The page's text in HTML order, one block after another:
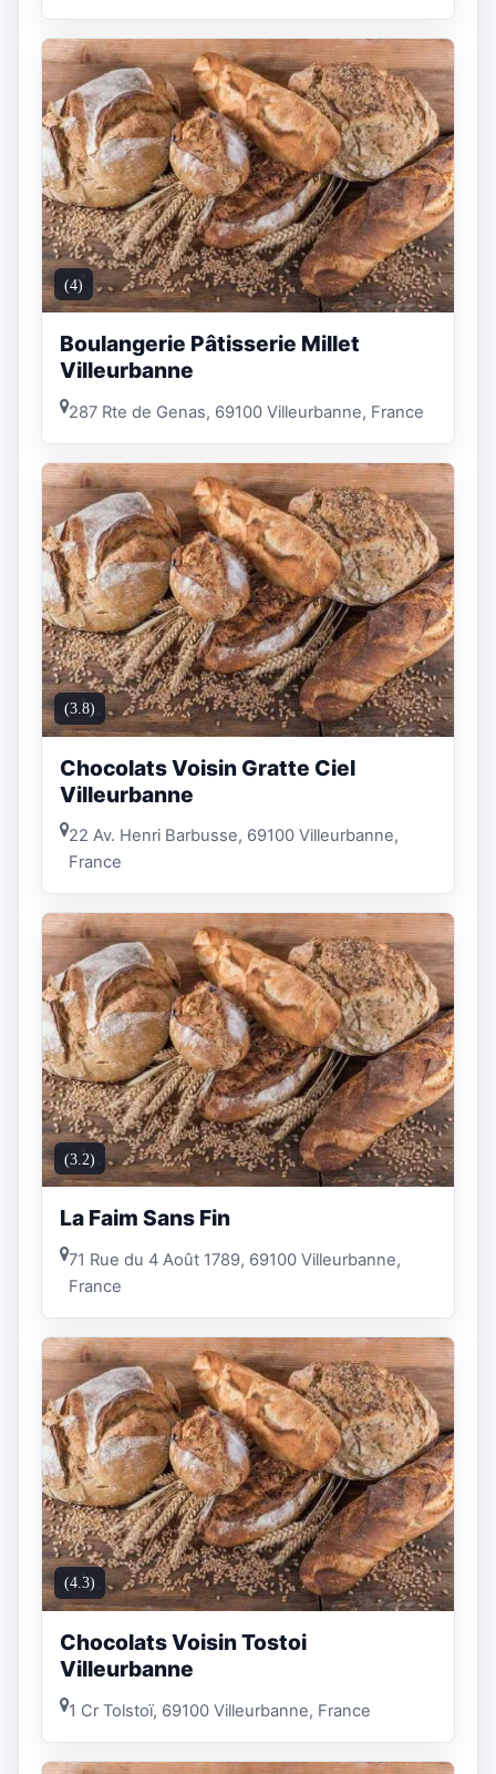
(4)
Boulangerie Pâtisserie Millet
Villeurbanne
287 Rte de Genas, 69100 Villeurbanne, France
(3.8)
Chocolats Voisin Gratte Ciel
Villeurbanne
22 Av. Henri Barbusse, 69100 Villeurbanne,
France
(3.2)
La Faim Sans Fin
71 Rue du 4 Août 1789, 69100 Villeurbanne,
France
(4.3)
Chocolats Voisin Tostoi
Villeurbanne
1 Cr Tolstoï, 69100 Villeurbanne, France